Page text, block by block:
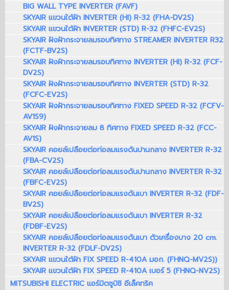
BIG WALL TYPE INVERTER (FAVF)
SKYAIR แขวนใต้ฝ้า INVERTER (HI) R-32 (FHA-DV2S)
SKYAIR แขวนใต้ฝ้า INVERTER (STD) R-32 (FHFC-EV2S)
SKYAIR ฝังฝ้ากระจายลมรอบทิศทาง STREAMER INVERTER R32
(FCTF-BV2S)
SKYAIR ฝังฝ้ากระจายลมรอบทิศทาง INVERTER (HI) R-32 (FCF-
DV2S)
SKYAIR ฝังฝ้ากระจายลมรอบทิศทาง INVERTER (STD) R-32
(FCFC-EV2S)
SKYAIR ฝังฝ้ากระจายลมรอบทิศทาง FIXED SPEED R-32 (FCFV-
AV1S9)
SKYAIR ฝังฝ้ากระจายลม 8 ทิศทาง FIXED SPEED R-32 (FCC-
AV1S)
SKYAIR คอยล์เปลือยต่อท่อลมแรงดันปานกลาง INVERTER R-32
(FBA-CV2S)
SKYAIR คอยล์เปลือยต่อท่อลมแรงดันปานกลาง INVERTER R-32
(FBFC-EV2S)
SKYAIR คอยล์เปลือยต่อท่อลมแรงดันเบา INVERTER R-32 (FDF-
BV2S)
SKYAIR คอยล์เปลือยต่อท่อลมแรงดันเบา INVERTER R-32
(FDBF-EV2S)
SKYAIR คอยล์เปลือยต่อท่อลมแรงดันเบา ตัวเครื่องบาง 20 cm.
INVERTER R-32 (FDLF-DV2S)
SKYAIR แขวนใต้ฝ้า FIX SPEED R-410A มอก. (FHNQ-MV2S))
SKYAIR แขวนใต้ฝ้า FIX SPEED R-410A เบอร์ 5 (FHNQ-NV2S)
MITSUBISHI ELECTRIC แอร์มิตซูบิชิ อีเล็คทริค